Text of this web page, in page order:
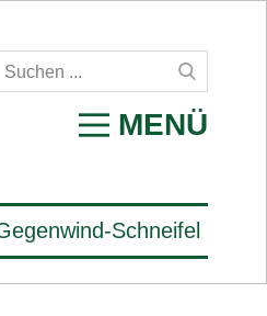
MENÜ
Schneifel